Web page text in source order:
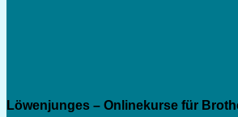
Löwenjunges – Onlinekurse für